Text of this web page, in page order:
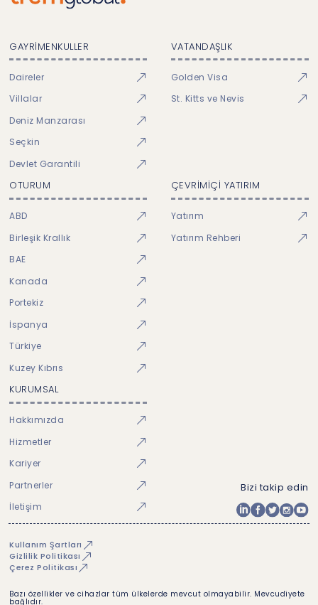
GAYRİMENKULLER
Daireler
Villalar
Deniz Manzarası
Seçkin
Devlet Garantili
VATANDAŞLIK
Golden Visa
St. Kitts ve Nevis
OTURUM
ABD
Birleşik Krallık
BAE
Kanada
Portekiz
İspanya
Türkiye
Kuzey Kıbrıs
ÇEVRİMİÇİ YATIRIM
Yatırım
Yatırım Rehberi
KURUMSAL
Hakkımızda
Hizmetler
Kariyer
Partnerler
İletişim
Bizi takip edin
Kullanım Şartları
Gizlilik Politikası
Çerez Politikası
Bazı özellikler ve cihazlar tüm ülkelerde mevcut olmayabilir. Mevcudiyete
bağlıdır.